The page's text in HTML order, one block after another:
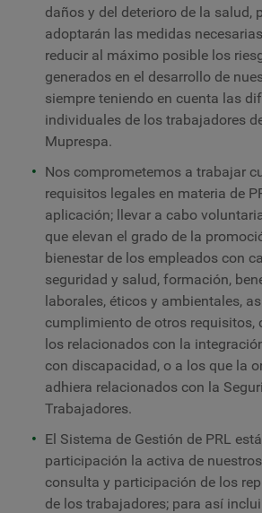
daños y del deterioro de la salud,
adoptarán las medidas
reducir al máximo posible los
generados en el desarrollo de
siempre teniendo en cuenta las
individuales de los trabajadores
Muprespa.
Nos comprometemos a trabajar
requisitos legales en materia de
aplicación; llevar a cabo
que elevan el grado de la
bienestar de los empleados con
seguridad y salud, formación,
laborales, éticos y ambientales,
cumplimiento de otros requisitos,
los relacionados con la
con discapacidad, o a los que la
adhiera relacionados con la
Trabajadores.
El Sistema de Gestión de PRL
participación la activa de
consulta y participación de los
de los trabajadores; para así